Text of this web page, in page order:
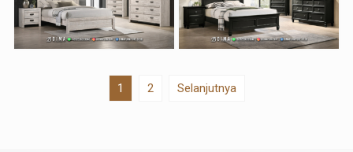
1 2 Selanjutnya